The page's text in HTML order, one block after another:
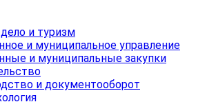
и туризм
и муниципальное управление
и муниципальные закупки
и документооборот